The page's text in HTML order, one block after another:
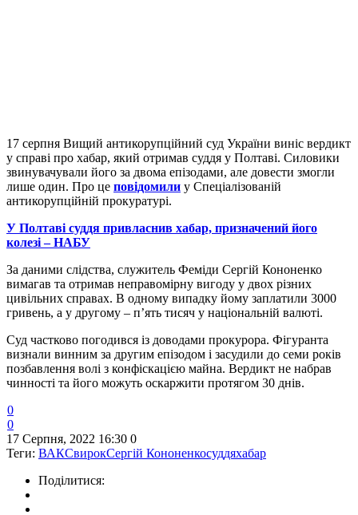
17 серпня Вищий антикорупційний суд України виніс вердикт
у справі про хабар, який отримав суддя у Полтаві. Силовики
звинувачували його за двома епізодами, але довести змогли
лише один. Про це повідомили у Спеціалізованій
антикорупційній прокуратурі.
У Полтаві суддя привласнив хабар, призначений його
колезі – НАБУ
За даними слідства, служитель Феміди Сергій Кононенко
вимагав та отримав неправомірну вигоду у двох різних
цивільних справах. В одному випадку йому заплатили 3000
гривень, а у другому – п’ять тисяч у національній валюті.
Суд частково погодився із доводами прокурора. Фігуранта
визнали винним за другим епізодом і засудили до семи років
позбавлення волі з конфіскацією майна. Вердикт не набрав
чинності та його можуть оскаржити протягом 30 днів.
0
0
17 Серпня, 2022 16:30 0
Теги: ВАКСвирокСергій Кононенкосуддяхабар
Поділитися: